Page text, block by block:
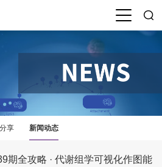
享 新闻动态
期全攻略 · 代谢组学可视化作图能